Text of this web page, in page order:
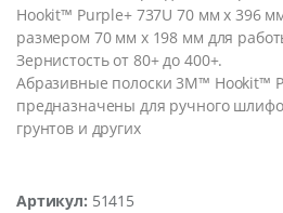
Hookit™ Purple+ 737U 70 мм x 396
размером 70 мм х 198 мм для
Зернистость от 80+ до 400+.
Абразивные полоски 3M™ Hookit™
предназначены для ручного
грунтов и других
Артикул: 51415